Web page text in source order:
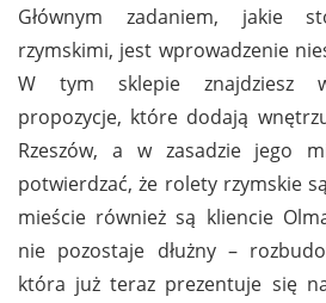
Głównym zadaniem, jakie
rzymskimi, jest wprowadzenie
W tym sklepie znajdziesz
propozycje, które dodają
Rzeszów, a w zasadzie jego
potwierdzać, że rolety rzymskie
mieście również są kliencie
nie pozostaje dłużny –
która już teraz prezentuje się